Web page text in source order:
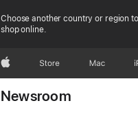
Choose another country or region
shop online.
AppleStore Mac
Newsroom